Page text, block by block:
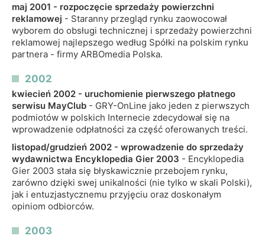
maj 2001 - rozpoczęcie sprzedaży powierzchni
reklamowej - Staranny przegląd rynku zaowocował
wyborem do obsługi technicznej i sprzedaży powierzchni
reklamowej najlepszego według Spółki na polskim rynku
partnera - firmy ARBOmedia Polska.
2002
kwiecień 2002 - uruchomienie pierwszego płatnego
serwisu MayClub - GRY-OnLine jako jeden z pierwszych
podmiotów w polskich Internecie zdecydował się na
wprowadzenie odpłatności za część oferowanych treści.
listopad/grudzień 2002 - wprowadzenie do sprzedaży
wydawnictwa Encyklopedia Gier 2003 - Encyklopedia
Gier 2003 stała się błyskawicznie przebojem rynku,
zarówno dzięki swej unikalności (nie tylko w skali Polski),
jak i entuzjastycznemu przyjęciu oraz doskonałym
opiniom odbiorców.
2003